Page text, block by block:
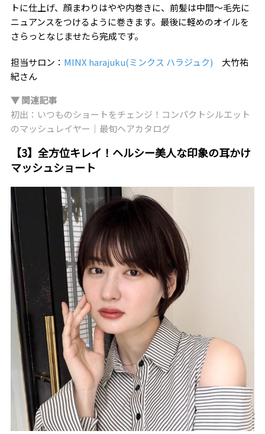
トに仕上げ、顔まわりはやや内巻きに、前髪は中間〜毛先に
ニュアンスをつけるように巻きます。最後に軽めのオイルを
さらっとなじませたら完成です。
担当サロン： MINX harajuku(ミンクス ハラジュク) 大竹祐
紀さん
▼ 関連記事
初出：いつものショートをチェンジ！コンパクトシルエット
のマッシュレイヤー｜最旬ヘアカタログ
【3】全方位キレイ！ヘルシー美人な印象の耳かけ
マッシュショート